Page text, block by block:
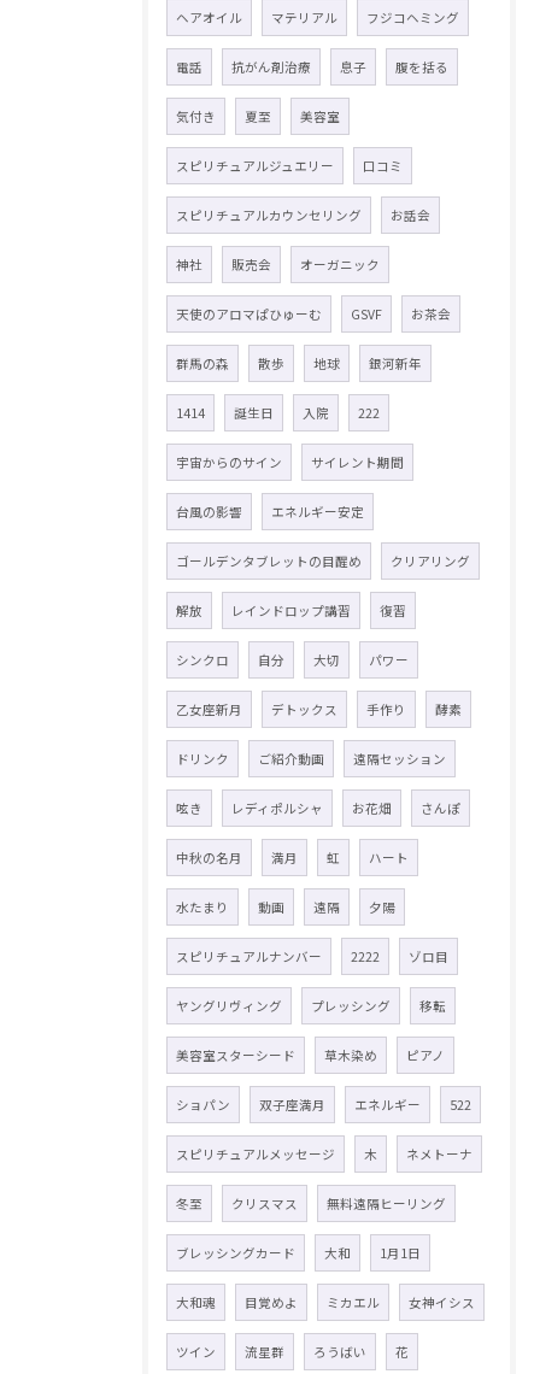
ヘアオイル マテリアル フジコヘミング
電話 抗がん剤治療 息子 腹を括る
気付き 夏至 美容室
スピリチュアルジュエリー 口コミ
スピリチュアルカウンセリング お話会
神社 販売会 オーガニック
天使のアロマぱひゅーむ GSVF お茶会
群馬の森 散歩 地球 銀河新年
1414 誕生日 入院 222
宇宙からのサイン サイレント期間
台風の影響 エネルギー安定
ゴールデンタブレットの目醒め クリアリング
解放 レインドロップ講習 復習
シンクロ 自分 大切 パワー
乙女座新月 デトックス 手作り 酵素
ドリンク ご紹介動画 遠隔セッション
呟き レディポルシャ お花畑 さんぽ
中秋の名月 満月 虹 ハート
水たまり 動画 遠隔 夕陽
スピリチュアルナンバー 2222 ゾロ目
ヤングリヴィング プレッシング 移転
美容室スターシード 草木染め ピアノ
ショパン 双子座満月 エネルギー 522
スピリチュアルメッセージ 木 ネメトーナ
冬至 クリスマス 無料遠隔ヒーリング
ブレッシングカード 大和 1月1日
大和魂 目覚めよ ミカエル 女神イシス
ツイン 流星群 ろうばい 花